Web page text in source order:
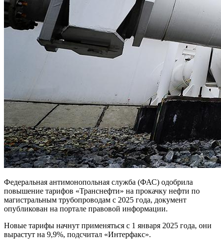
Федеральная антимонопольная служба (ФАС) одобрила
повышение тарифов «Транснефти» на прокачку нефти по
магистральным трубопроводам с 2025 года, документ
опубликован на портале правовой информации.
Новые тарифы начнут применяться с 1 января 2025 года, они
вырастут на 9,9%, подсчитал «Интерфакс».